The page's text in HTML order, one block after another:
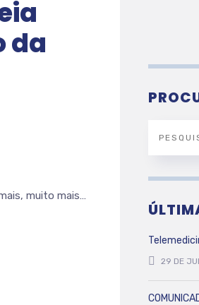
da
muito mais…
29 DE